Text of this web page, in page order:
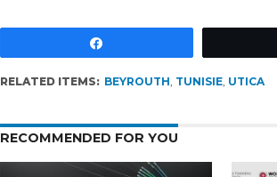
RELATED ITEMS: BEYROUTH, TUNISIE, UTICA
RECOMMENDED FOR YOU